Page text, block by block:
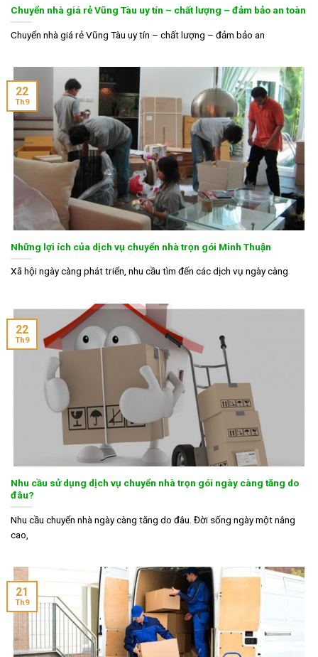
Chuyển nhà giá rẻ Vũng Tàu uy tín – chất lượng – đảm bảo an toàn
Chuyển nhà giá rẻ Vũng Tàu uy tín – chất lượng – đảm bảo an
Những lợi ích của dịch vụ chuyển nhà trọn gói Minh Thuận
Xã hội ngày càng phát triển, nhu cầu tìm đến các dịch vụ ngày càng
22
Th9
Nhu cầu sử dụng dịch vụ chuyển nhà trọn gói ngày càng tăng do
đâu?
Nhu cầu chuyển nhà ngày càng tăng do đâu. Đời sống ngày một nâng
cao,
22
Th9
21
Th9